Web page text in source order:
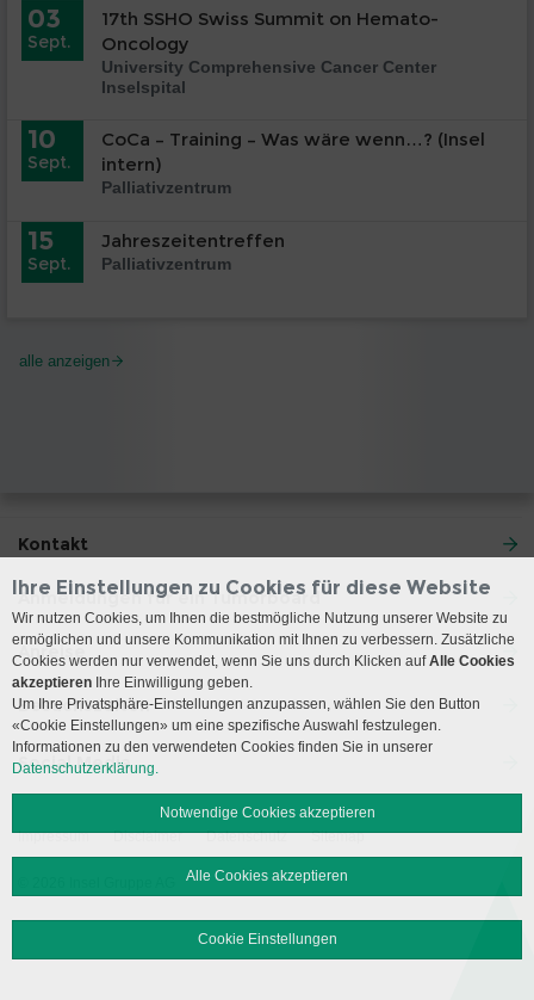
03
Sept.
17th SSHO Swiss Summit on Hemato-
Oncology
University Comprehensive Cancer Center
Inselspital
10
Sept.
CoCa – Training – Was wäre wenn…? (Insel
intern)
Palliativzentrum
15
Sept.
Jahreszeitentreffen
Palliativzentrum
alle anzeigen
Kontakt
Anmeldungen für ein Tumorboard
Anreise
Besuchszeiten
Social Media
Impressum Disclaimer Datenschutz Sitemap
Ihre Einstellungen zu Cookies für diese Website
Wir nutzen Cookies, um Ihnen die bestmögliche Nutzung unserer Website zu
ermöglichen und unsere Kommunikation mit Ihnen zu verbessern. Zusätzliche
Cookies werden nur verwendet, wenn Sie uns durch Klicken aufAlle Cookies
akzeptieren Ihre Einwilligung geben.
Um Ihre Privatsphäre-Einstellungen anzupassen, wählen Sie den Button
«Cookie Einstellungen» um eine spezifische Auswahl festzulegen.
Informationen zu den verwendeten Cookies finden Sie in unserer
Datenschutzerklärung.
Notwendige Cookies akzeptieren
Alle Cookies akzeptieren
Cookie Einstellungen